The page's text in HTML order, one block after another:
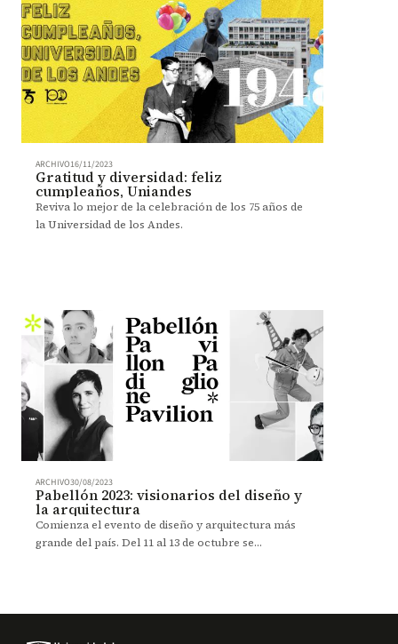
ARCHIVO16/11/2023
Gratitud y diversidad: feliz
cumpleaños, Uniandes
Reviva lo mejor de la celebración de los 75 años de
la Universidad de los Andes.
ARCHIVO30/08/2023
Pabellón 2023: visionarios del diseño y
la arquitectura
Comienza el evento de diseño y arquitectura más
grande del país. Del 11 al 13 de octubre se